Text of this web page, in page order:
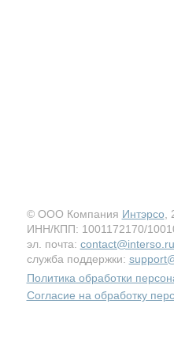
© ООО Компания Интэрсо
ИНН/КПП: 1001172170/
эл. почта: contact@interso.ru
служба поддержки:
Политика обработки
Согласие на обработку